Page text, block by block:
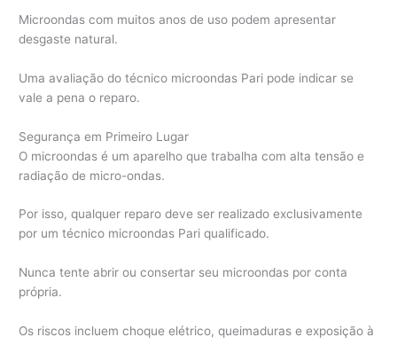
Microondas com muitos anos de uso podem apresentar
desgaste natural.
Uma avaliação do técnico microondas Pari pode indicar se
vale a pena o reparo.
Segurança em Primeiro Lugar
O microondas é um aparelho que trabalha com alta tensão e
radiação de micro-ondas.
Por isso, qualquer reparo deve ser realizado exclusivamente
por um técnico microondas Pari qualificado.
Nunca tente abrir ou consertar seu microondas por conta
própria.
Os riscos incluem choque elétrico, queimaduras e exposição à